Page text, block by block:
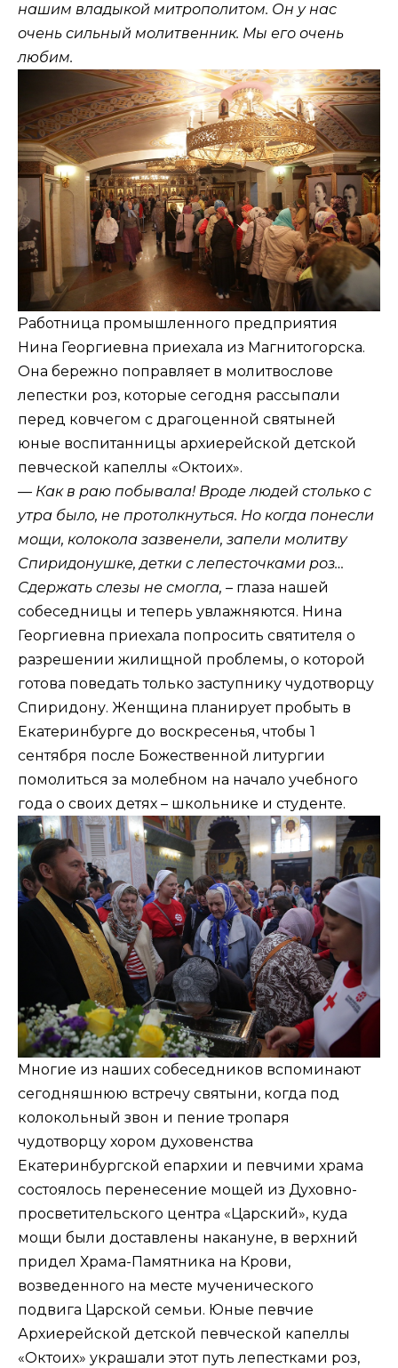
нашим владыкой митрополитом. Он у нас
очень сильный молитвенник. Мы его очень
любим.
Работница промышленного предприятия
Нина Георгиевна приехала из Магнитогорска.
Она бережно поправляет в молитвослове
лепестки роз, которые сегодня рассыпали
перед ковчегом с драгоценной святыней
юные воспитанницы архиерейской детской
певческой капеллы «Октоих».
— Как в раю побывала! Вроде людей столько с
утра было, не протолкнуться. Но когда понесли
мощи, колокола зазвенели, запели молитву
Спиридонушке, детки с лепесточками роз…
Сдержать слезы не смогла, – глаза нашей
собеседницы и теперь увлажняются. Нина
Георгиевна приехала попросить святителя о
разрешении жилищной проблемы, о которой
готова поведать только заступнику чудотворцу
Спиридону. Женщина планирует пробыть в
Екатеринбурге до воскресенья, чтобы 1
сентября после Божественной литургии
помолиться за молебном на начало учебного
года о своих детях – школьнике и студенте.
Многие из наших собеседников вспоминают
сегодняшнюю встречу святыни, когда под
колокольный звон и пение тропаря
чудотворцу хором духовенства
Екатеринбургской епархии и певчими храма
состоялось перенесение мощей из Духовно-
просветительского центра «Царский», куда
мощи были доставлены накануне, в верхний
придел Храма-Памятника на Крови,
возведенного на месте мученического
подвига Царской семьи. Юные певчие
Архиерейской детской певческой капеллы
«Октоих» украшали этот путь лепестками роз,